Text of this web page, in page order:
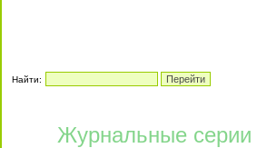
Найти:
Журнальные серии